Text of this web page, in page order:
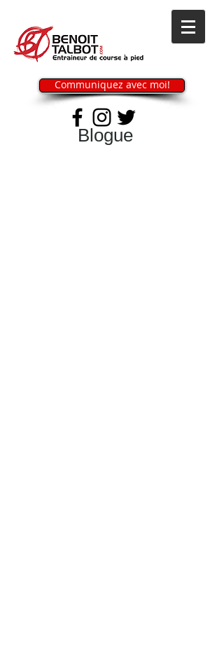
Communiquez avec moi!
Blogue